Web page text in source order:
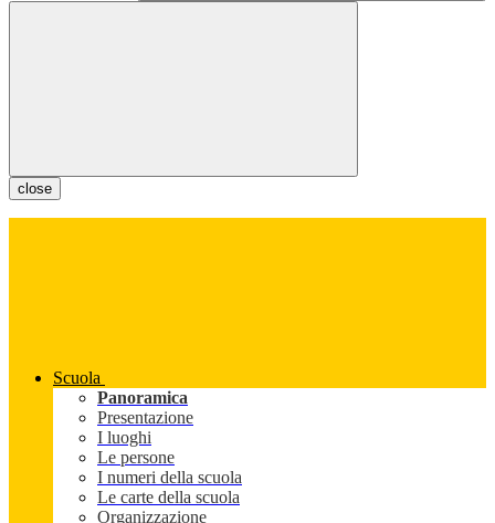
close
Scuola
Panoramica
Presentazione
I luoghi
Le persone
I numeri della scuola
Le carte della scuola
Organizzazione